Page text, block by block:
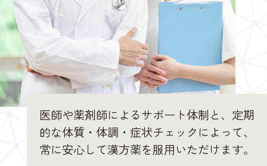
医師や薬剤師によるサポート体制と、定期
的な体質・体調・症状チェックによって、
常に安心して漢方薬を服用いただけます。